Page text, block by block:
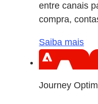
entre canais
compra,
Saiba mais
Journey